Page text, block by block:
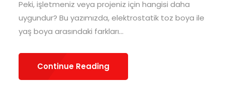
Peki, işletmeniz veya projeniz için hangisi daha
uygundur? Bu yazımızda, elektrostatik toz boya ile
yaş boya arasındaki farkları...
Continue Reading